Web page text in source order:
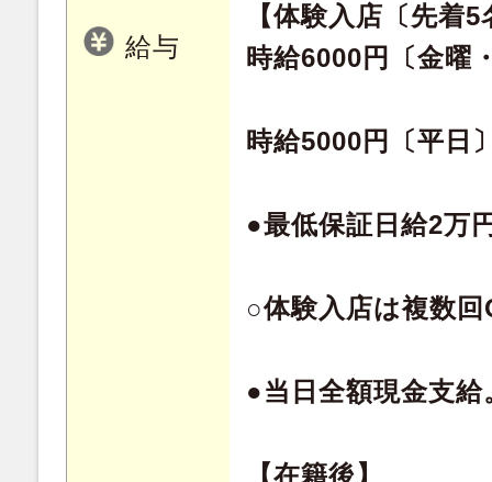
給与
【体験入店〔先着5
時給6000円〔金曜
時給5000円〔平日
●最低保証日給2万
○体験入店は複数
●当日全額現金支給
【在籍後】